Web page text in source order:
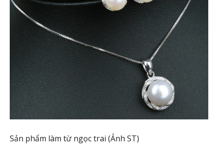
Sản phẩm làm từ ngọc trai (Ảnh ST)